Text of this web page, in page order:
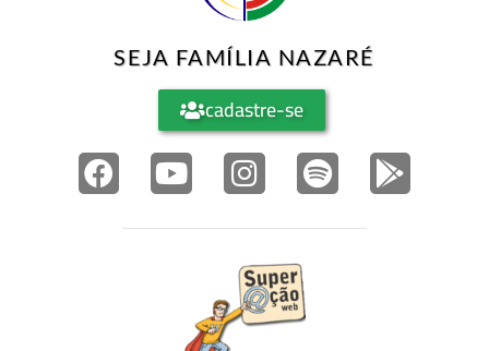
SEJA FAMÍLIA NAZARÉ
cadastre-se